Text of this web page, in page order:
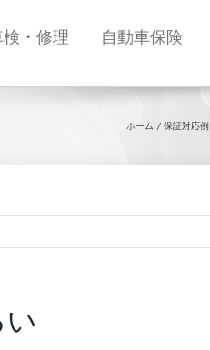
・修理 自動車保険
ホーム 保証対応例